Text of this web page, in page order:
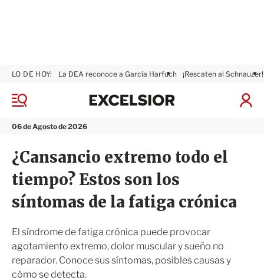
M
n
06 de Agosto de 2026
LO DE HOY: La DEA reconoce a García Harfuch ¡Rescaten al Schnauzer!
I
x
s
i
r
¿Cansancio extremo todo el
tiempo? Estos son los
síntomas de la fatiga crónica
El síndrome de fatiga crónica puede provocar
agotamiento extremo, dolor muscular y sueño no
reparador. Conoce sus síntomas, posibles causas y
cómo se detecta.